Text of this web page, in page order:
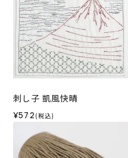
刺し子 凱風快晴
¥572 (税込)